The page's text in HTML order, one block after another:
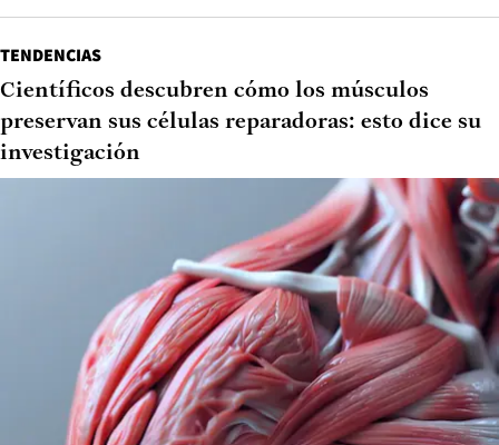
TENDENCIAS
Científicos descubren cómo los músculos
preservan sus células reparadoras: esto dice su
investigación